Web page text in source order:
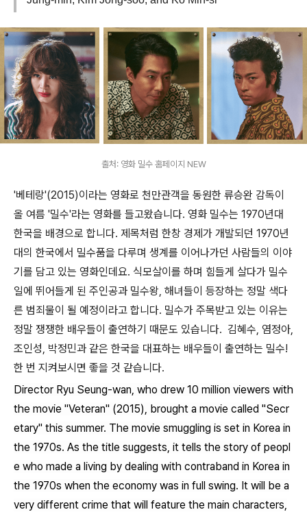
출처: 영화 밀수 홈페이지 NEW
'베테랑'(2015)이라는 영화로 천만관객을 동원한 류승완 감독이
올 여름 '밀수'라는 영화를 들고왔습니다. 영화 밀수는 1970년대
한국을 배경으로 합니다. 제목처럼 한창 경제가 개발되던 1970년
대의 한국에서 밀수품을 다루며 생계를 이어나가던 사람들의 이야
기를 담고 있는 영화인데요. 식모살이를 하며 힘들게 살다가 밀수
일에 뛰어들게 된 주인공과 밀수왕, 해녀들이 등장하는 정말 색다
른 범죄물이 될 예정이라고 합니다. 밀수가 주목받고 있는 이유는
정말 쟁쟁한 배우들이 출연하기 때문도 있습니다. 김혜수, 염정아,
조인성, 박정민과 같은 한국을 대표하는 배우들이 출연하는 밀수!
한 번 지켜보시면 좋을 것 같습니다.
Director Ryu Seung-wan, who drew 10 million viewers with
the movie "Veteran" (2015), brought a movie called "Secr
etary" this summer. The movie smuggling is set in Korea in
the 1970s. As the title suggests, it tells the story of peopl
e who made a living by dealing with contraband in Korea in
the 1970s when the economy was in full swing. It will be a
very different crime that will feature the main characters,